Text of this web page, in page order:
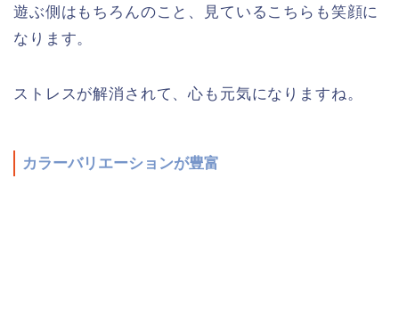
遊ぶ側はもちろんのこと、見ているこちらも笑顔に
なります。
ストレスが解消されて、心も元気になりますね。
カラーバリエーションが豊富